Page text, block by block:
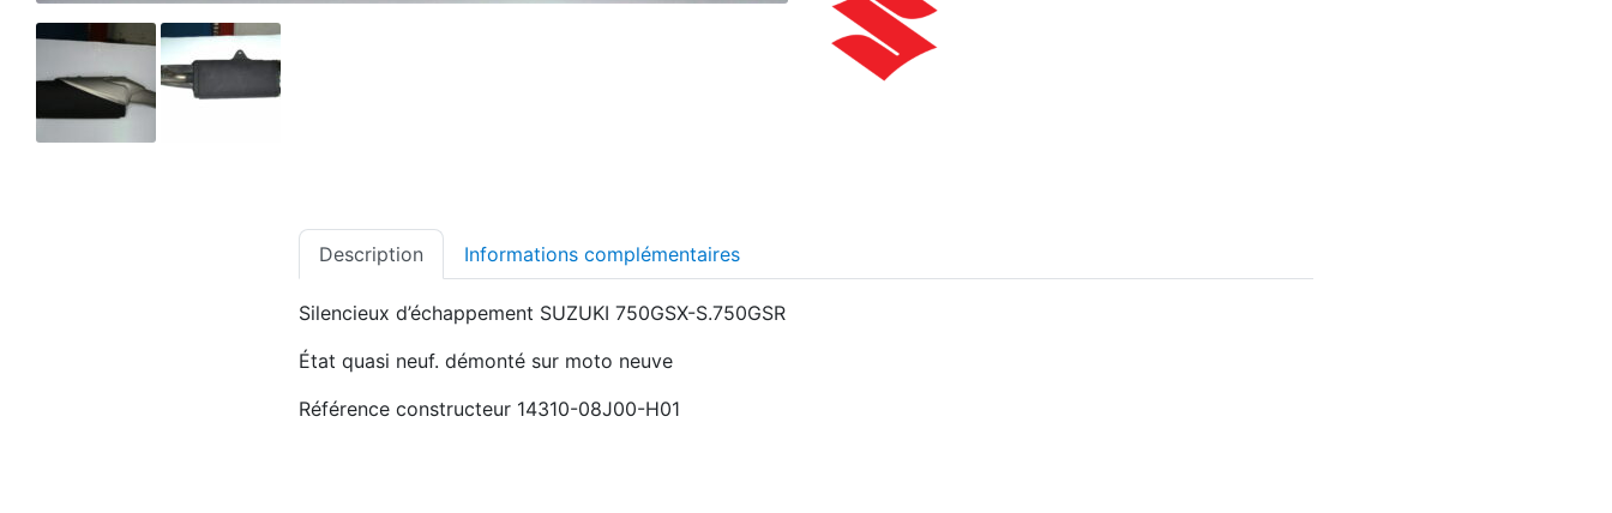
Description Informations complémentaires
Silencieux d’échappement SUZUKI 750GSX-S.750GSR
État quasi neuf. démonté sur moto neuve
Référence constructeur 14310-08J00-H01